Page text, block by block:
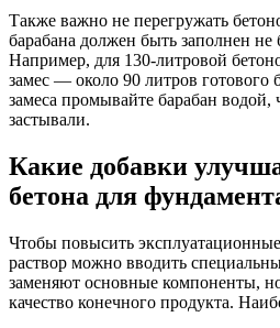
Также важно не перегружать
барабана должен быть заполнен не
Например, для 130-литровой
замес — около 90 литров готового
замеса промывайте барабан водой,
застывали.
Какие добавки
бетона для
Чтобы повысить
раствор можно вводить
заменяют основные компоненты,
качество конечного продукта.